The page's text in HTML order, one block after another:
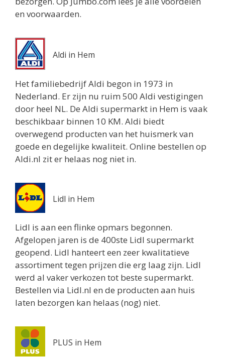
en voorwaarden.
Aldi in Hem
Het familiebedrijf Aldi begon in 1973 in
Nederland. Er zijn nu ruim 500 Aldi vestigingen
door heel NL. De Aldi supermarkt in Hem is vaak
beschikbaar binnen 10 KM. Aldi biedt
overwegend producten van het huismerk van
goede en degelijke kwaliteit. Online bestellen op
Aldi.nl zit er helaas nog niet in.
Lidl in Hem
Lidl is aan een flinke opmars begonnen.
Afgelopen jaren is de 400ste Lidl supermarkt
geopend. Lidl hanteert een zeer kwalitatieve
assortiment tegen prijzen die erg laag zijn. Lidl
werd al vaker verkozen tot beste supermarkt.
Bestellen via Lidl.nl en de producten aan huis
laten bezorgen kan helaas (nog) niet.
PLUS in Hem